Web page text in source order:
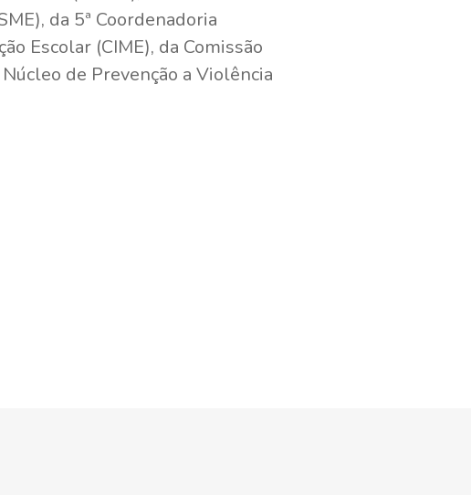
da 5ª Coordenadoria
Escolar (CIME), da Comissão
de Prevenção a Violência